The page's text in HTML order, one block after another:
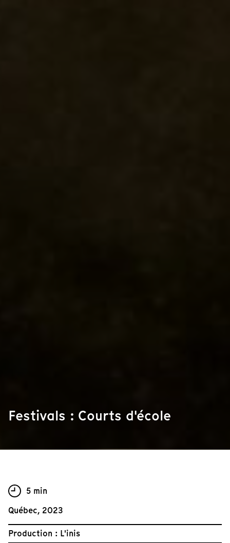
Festivals : Courts d'école
5 min
Québec, 2023
Production : L'inis